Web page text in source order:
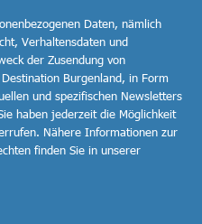
Daten, nämlich
Verhaltensdaten und
der Zusendung von
Burgenland, in Form
und spezifischen Newsletters
haben jederzeit die Möglichkeit
Nähere Informationen zur
finden Sie in unserer